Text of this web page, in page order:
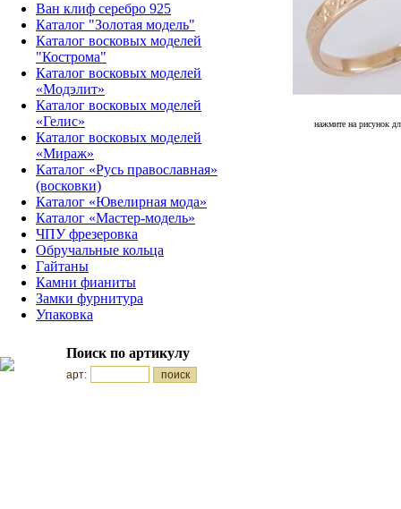
Ван клиф серебро 925
Каталог "Золотая модель"
Каталог восковых моделей
"Кострома"
Каталог восковых моделей
«Модэлит»
Каталог восковых моделей
«Гелис»
Каталог восковых моделей
«Мираж»
Каталог «Русь православная»
(восковки)
Каталог «Ювелирная мода»
Каталог «Мастер-модель»
ЧПУ фрезеровка
Обручальные кольца
Гайтаны
Камни фианиты
Замки фурнитура
Упаковка
Поиск по артикулу
арт:
нажмите на рисунок